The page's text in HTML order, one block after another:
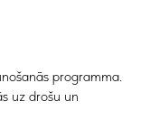
programma.
uz drošu un